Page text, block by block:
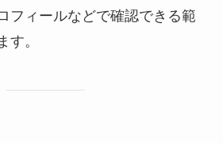
フィールなどで確認できる範
す。